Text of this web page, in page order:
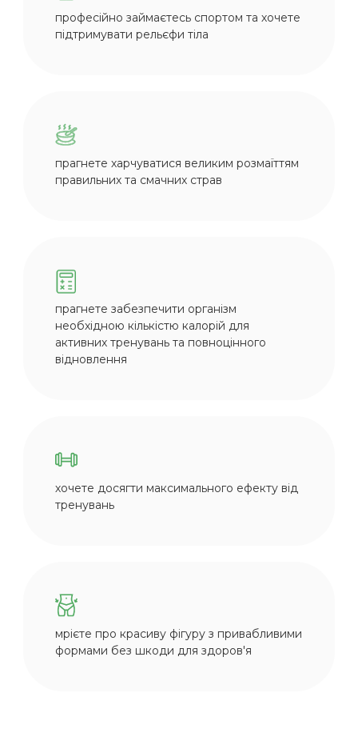
професійно займаєтесь спортом та хочете
підтримувати рельєфи тіла
прагнете харчуватися великим розмаїттям
правильних та смачних страв
прагнете забезпечити організм
необхідною кількістю калорій для
активних тренувань та повноцінного
відновлення
хочете досягти максимального ефекту від
тренувань
мрієте про красиву фігуру з привабливими
формами без шкоди для здоров'я